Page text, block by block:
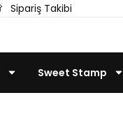
Sipariş Takibi
Sweet Stamp